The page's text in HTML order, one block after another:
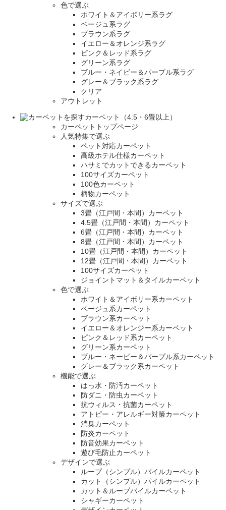
色で選ぶ
ホワイト＆アイボリー系ラグ
ベージュ系ラグ
ブラウン系ラグ
イエロー＆オレンジ系ラグ
ピンク＆レッド系ラグ
グリーン系ラグ
ブルー・ネイビー＆パープル系ラグ
グレー＆ブラック系ラグ
クリア
アウトレット
カーペット（4.5・6畳以上）
カーペットトップページ
人気特集で選ぶ
ペット対応カーペット
高級ホテル仕様カーペット
ハサミでカットできるカーペット
100サイズカーペット
100色カーペット
柄物カーペット
サイズで選ぶ
3畳（江戸間・本間）カーペット
4.5畳（江戸間・本間）カーペット
6畳（江戸間・本間）カーペット
8畳（江戸間・本間）カーペット
10畳（江戸間・本間）カーペット
12畳（江戸間・本間）カーペット
100サイズカーペット
ジョイントマット＆タイルカーペット
色で選ぶ
ホワイト＆アイボリー系カーペット
ベージュ系カーペット
ブラウン系カーペット
イエロー＆オレンジー系カーペット
ピンク＆レッド系カーペット
グリーン系カーペット
ブルー・ネービー＆パープル系カーペット
グレー＆ブラック系カーペット
機能で選ぶ
はっ水・防汚カーペット
防ダニ・防虫カーペット
抗ウィルス・抗菌カーペット
アトピー・アレルギー対策カーペット
消臭カーペット
防炎カーペット
防音効果カーペット
遊び毛防止カーペット
デザインで選ぶ
ループ（シンプル）パイルカーペット
カット（シンプル）パイルカーペット
カット＆ループパイルカーペット
シャギーカーペット